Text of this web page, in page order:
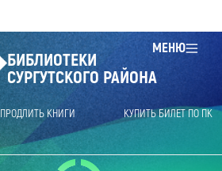
МЕНЮ
БИБЛИОТЕКИ
СУРГУТСКОГО РАЙОНА
ПРОДЛИТЬ КНИГИ КУПИТЬ БИЛЕТ ПО ПК